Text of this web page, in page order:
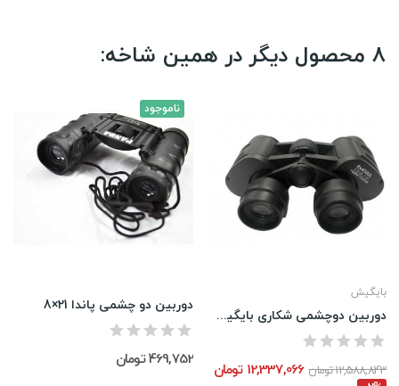
8 محصول دیگر در همین شاخه:
ناموجود
دوربین دو چشمی پاندا 21×8
469,752 تومان
بایگیش
دوربین دوچشمی شکاری بایگیش 30*8
12,588,843 تومان 12,337,066 تومان